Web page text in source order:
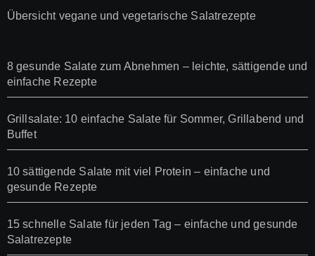
Übersicht vegane und vegetarische Salatrezepte
8 gesunde Salate zum Abnehmen – leichte, sättigende und
einfache Rezepte
Grillsalate: 10 einfache Salate für Sommer, Grillabend und
Buffet
10 sättigende Salate mit viel Protein – einfache und
gesunde Rezepte
15 schnelle Salate für jeden Tag – einfache und gesunde
Salatrezepte